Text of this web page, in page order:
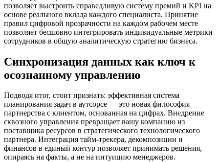
позволяет выстроить справедливую систему премий и KPI на
основе реального вклада каждого специалиста. Принятие
правил цифровой прозрачности на каждом рабочем месте
позволяет бесшовно интегрировать индивидуальные метрики
сотрудников в общую аналитическую стратегию бизнеса.
Синхронизация данных как ключ к
осознанному управлению
Подводя итог, стоит признать: эффективная система
планирования задач в аутсорсе — это новая философия
партнерства с клиентом, основанная на цифрах. Внедрение
сквозного управления превращает вашу компанию из
поставщика ресурсов в стратегического технологического
партнера. Интеграция тайм-трекера, декомпозиции и
финансов в единый контур позволяет принимать решения,
опираясь на факты, а не на интуицию менеджеров.